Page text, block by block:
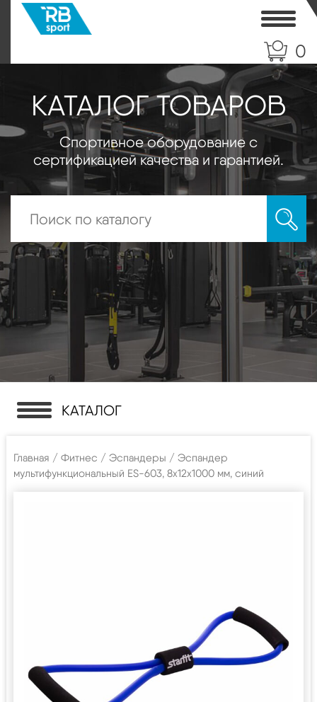
0
КАТАЛОГ ТОВАРОВ
Спортивное оборудование с
сертификацией качества и гарантией.
КАТАЛОГ
Главная / Фитнес / Эспандеры / Эспандер
мультифункциональный ES-603, 8х12х1000 мм, синий